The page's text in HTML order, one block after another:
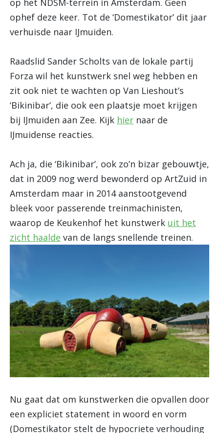
op het NDSM-terrein in Amsterdam. Geen
ophef deze keer. Tot de ‘Domestikator’ dit jaar
verhuisde naar IJmuiden.
Raadslid Sander Scholts van de lokale partij
Forza wil het kunstwerk snel weg hebben en
zit ook niet te wachten op Van Lieshout’s
‘Bikinibar’, die ook een plaatsje moet krijgen
bij IJmuiden aan Zee. Kijk hier naar de
IJmuidense reacties.
Ach ja, die ‘Bikinibar’, ook zo’n bizar gebouwtje,
dat in 2009 nog werd bewonderd op ArtZuid in
Amsterdam maar in 2014 aanstootgevend
bleek voor passerende treinmachinisten,
waarop de Keukenhof het kunstwerk uit het
zicht haalde van de langs snellende treinen.
Nu gaat dat om kunstwerken die opvallen door
een expliciet statement in woord en vorm
(Domestikator stelt de hypocriete verhouding